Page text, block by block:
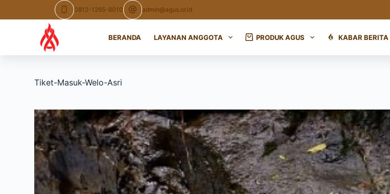
to
0812-1265-8010 admin@agus.or.id
BERANDA LAYANAN ANGGOTA PRODUK AGUS KABAR BERITA
Tiket-Masuk-Welo-Asri